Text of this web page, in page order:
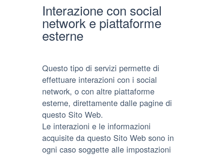
Interazione con social
network e piattaforme
esterne
Questo tipo di servizi permette di
effettuare interazioni con i social
network, o con altre piattaforme
esterne, direttamente dalle pagine di
questo Sito Web.
Le interazioni e le informazioni
acquisite da questo Sito Web sono in
ogni caso soggette alle impostazioni